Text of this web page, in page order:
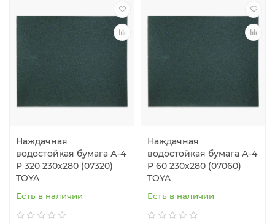
Наждачная
водостойкая бумага А-4
P 320 230х280 (07320)
TOYA
Есть в наличии
Наждачная
водостойкая бумага А-4
P 60 230х280 (07060)
TOYA
Есть в наличии